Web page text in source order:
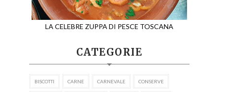
LA CELEBRE ZUPPA DI PESCE TOSCANA
CATEGORIE
BISCOTTI CARNE CARNEVALE CONSERVE